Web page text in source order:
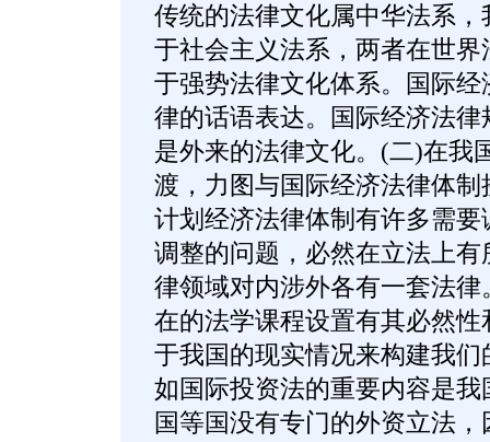
传统的法律文化属中华法系
于社会主义法系，两者在世
于强势法律文化体系。国际
律的话语表达。国际经济法
是外来的法律文化。(二)在我
渡，力图与国际经济法律体
计划经济法律体制有许多需
调整的问题，必然在立法上
律领域对内涉外各有一套法
在的法学课程设置有其必然
于我国的现实情况来构建我
如国际投资法的重要内容是
国等国没有专门的外资立法